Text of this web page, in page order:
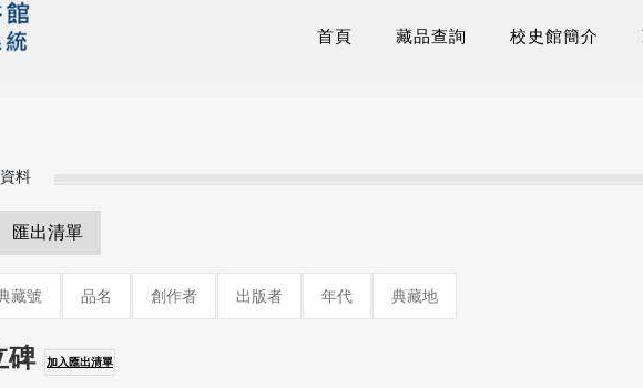
首頁 藏品查詢 校史館簡介
料
匯出清單
藏號 品名 創作者 出版者 年代 典藏地
碑 加入匯出清單